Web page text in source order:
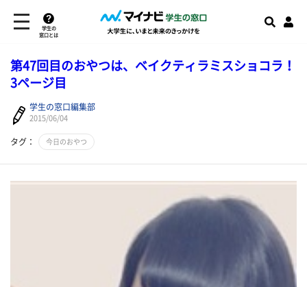
学生の
窓口とは
第47回目のおやつは、ベイクティラミスショコラ！
3ページ目
学生の窓口編集部
2015/06/04
タグ： 今日のおやつ